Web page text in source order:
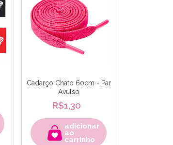
Cadarço Chato 60cm - Par
Avulso
R$1,30
adicionar
ao
carrinho